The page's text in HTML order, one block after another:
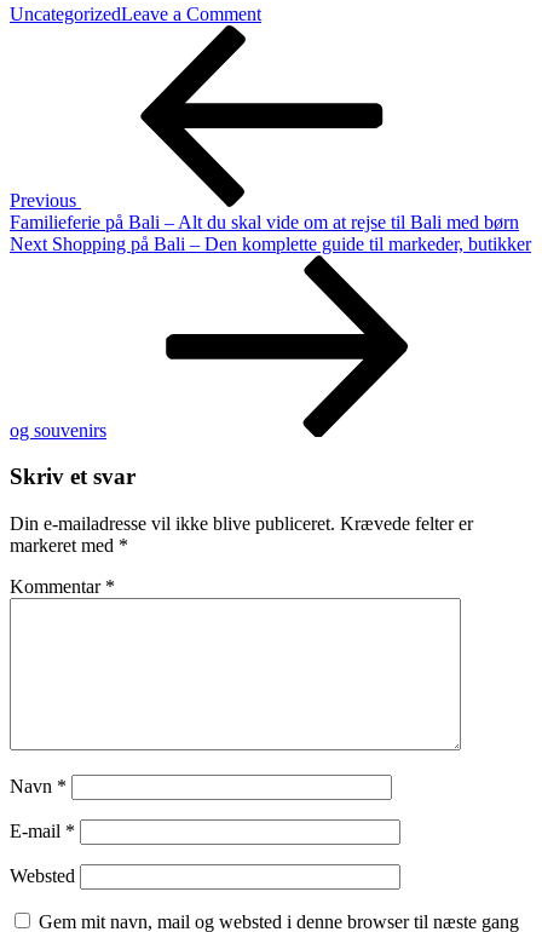
UncategorizedLeave a Commenton
på
bo?
Indlægsnavigation
Previous
Familieferie på Bali – Alt du skal vide om at rejse til Bali med børn
Next
Next Shopping på Bali – Den komplette guide til markeder, butikker
og souvenirs
Skriv et svar
Din e-mailadresse vil ikke blive publiceret. Krævede felter er
markeret med *
Kommentar *
Navn *
E-mail *
Websted
Gem mit navn, mail og websted i denne browser til næste gang